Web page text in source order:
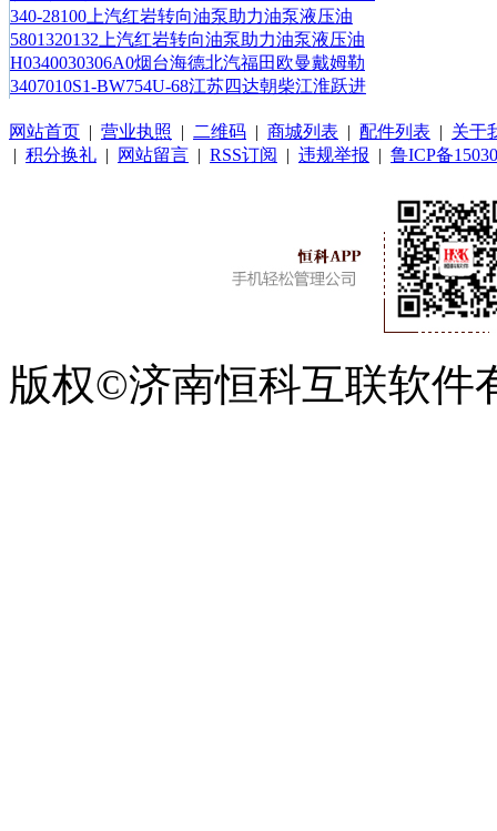
340-28100上汽红岩转向油泵助力油泵液压油
5801320132上汽红岩转向油泵助力油泵液压油
H0340030306A0烟台海德北汽福田欧曼戴姆勒
3407010S1-BW754U-68江苏四达朝柴江淮跃进
网站首页 | 营业执照 | 二维码 | 商城列表 | 配件列表 | 关于
| 积分换礼 | 网站留言 | RSS订阅 | 违规举报 | 鲁ICP备
版权©济南恒科互联软件